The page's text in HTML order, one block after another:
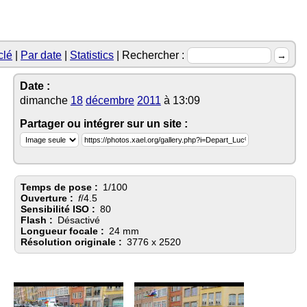
Par date Statistics Rechercher :
Date :
dimanche 18 décembre 2011 à 13:09
Partager ou intégrer sur un site :
Temps de pose : 1/100
Ouverture : f/4.5
Sensibilité ISO : 80
Flash : Désactivé
Longueur focale : 24 mm
Résolution originale : 3776 x 2520